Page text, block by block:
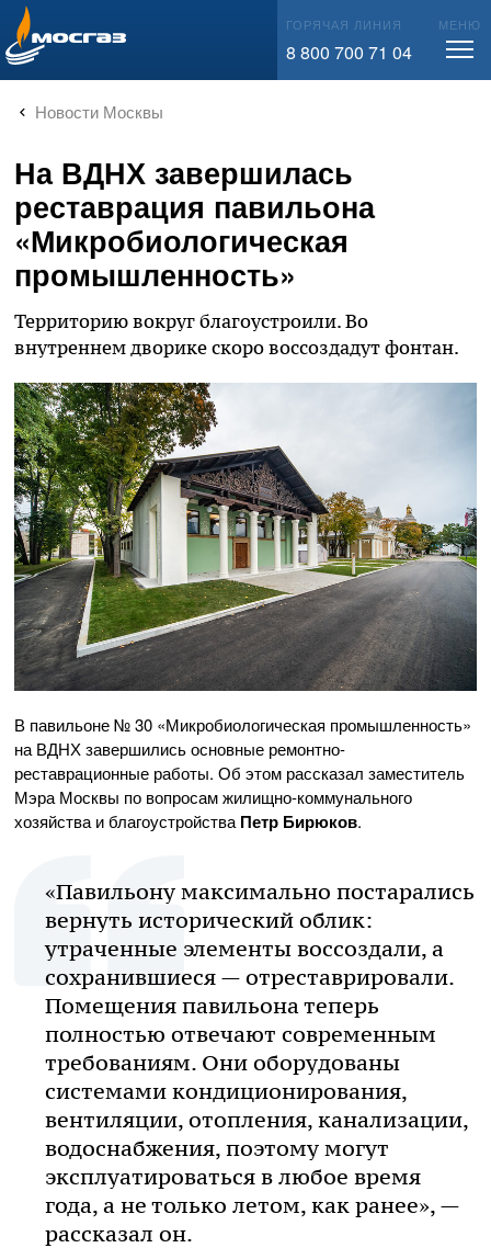
info@mos-gaz.ru ГОРЯЧАЯ ЛИНИЯ
8 800 700 71 04
МЕНЮ
Новости Москвы
На ВДНХ завершилась
реставрация павильона
«Микробиологическая
промышленность»
Территорию вокруг благоустроили. Во
внутреннем дворике скоро воссоздадут фонтан.
В павильоне № 30 «Микробиологическая промышленность»
на ВДНХ завершились основные ремонтно-
реставрационные работы. Об этом рассказал заместитель
Мэра Москвы по вопросам жилищно-коммунального
хозяйства и благоустройства Петр Бирюков.
«Павильону максимально постарались
вернуть исторический облик:
утраченные элементы воссоздали, а
сохранившиеся — отреставрировали.
Помещения павильона теперь
полностью отвечают современным
требованиям. Они оборудованы
системами кондиционирования,
вентиляции, отопления, канализации,
водоснабжения, поэтому могут
эксплуатироваться в любое время
года, а не только летом, как ранее», —
рассказал он.